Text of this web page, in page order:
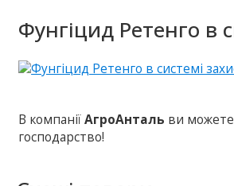
Фунгіцид Ретенго в
В компаніїАгроАнталь ви
господарство!